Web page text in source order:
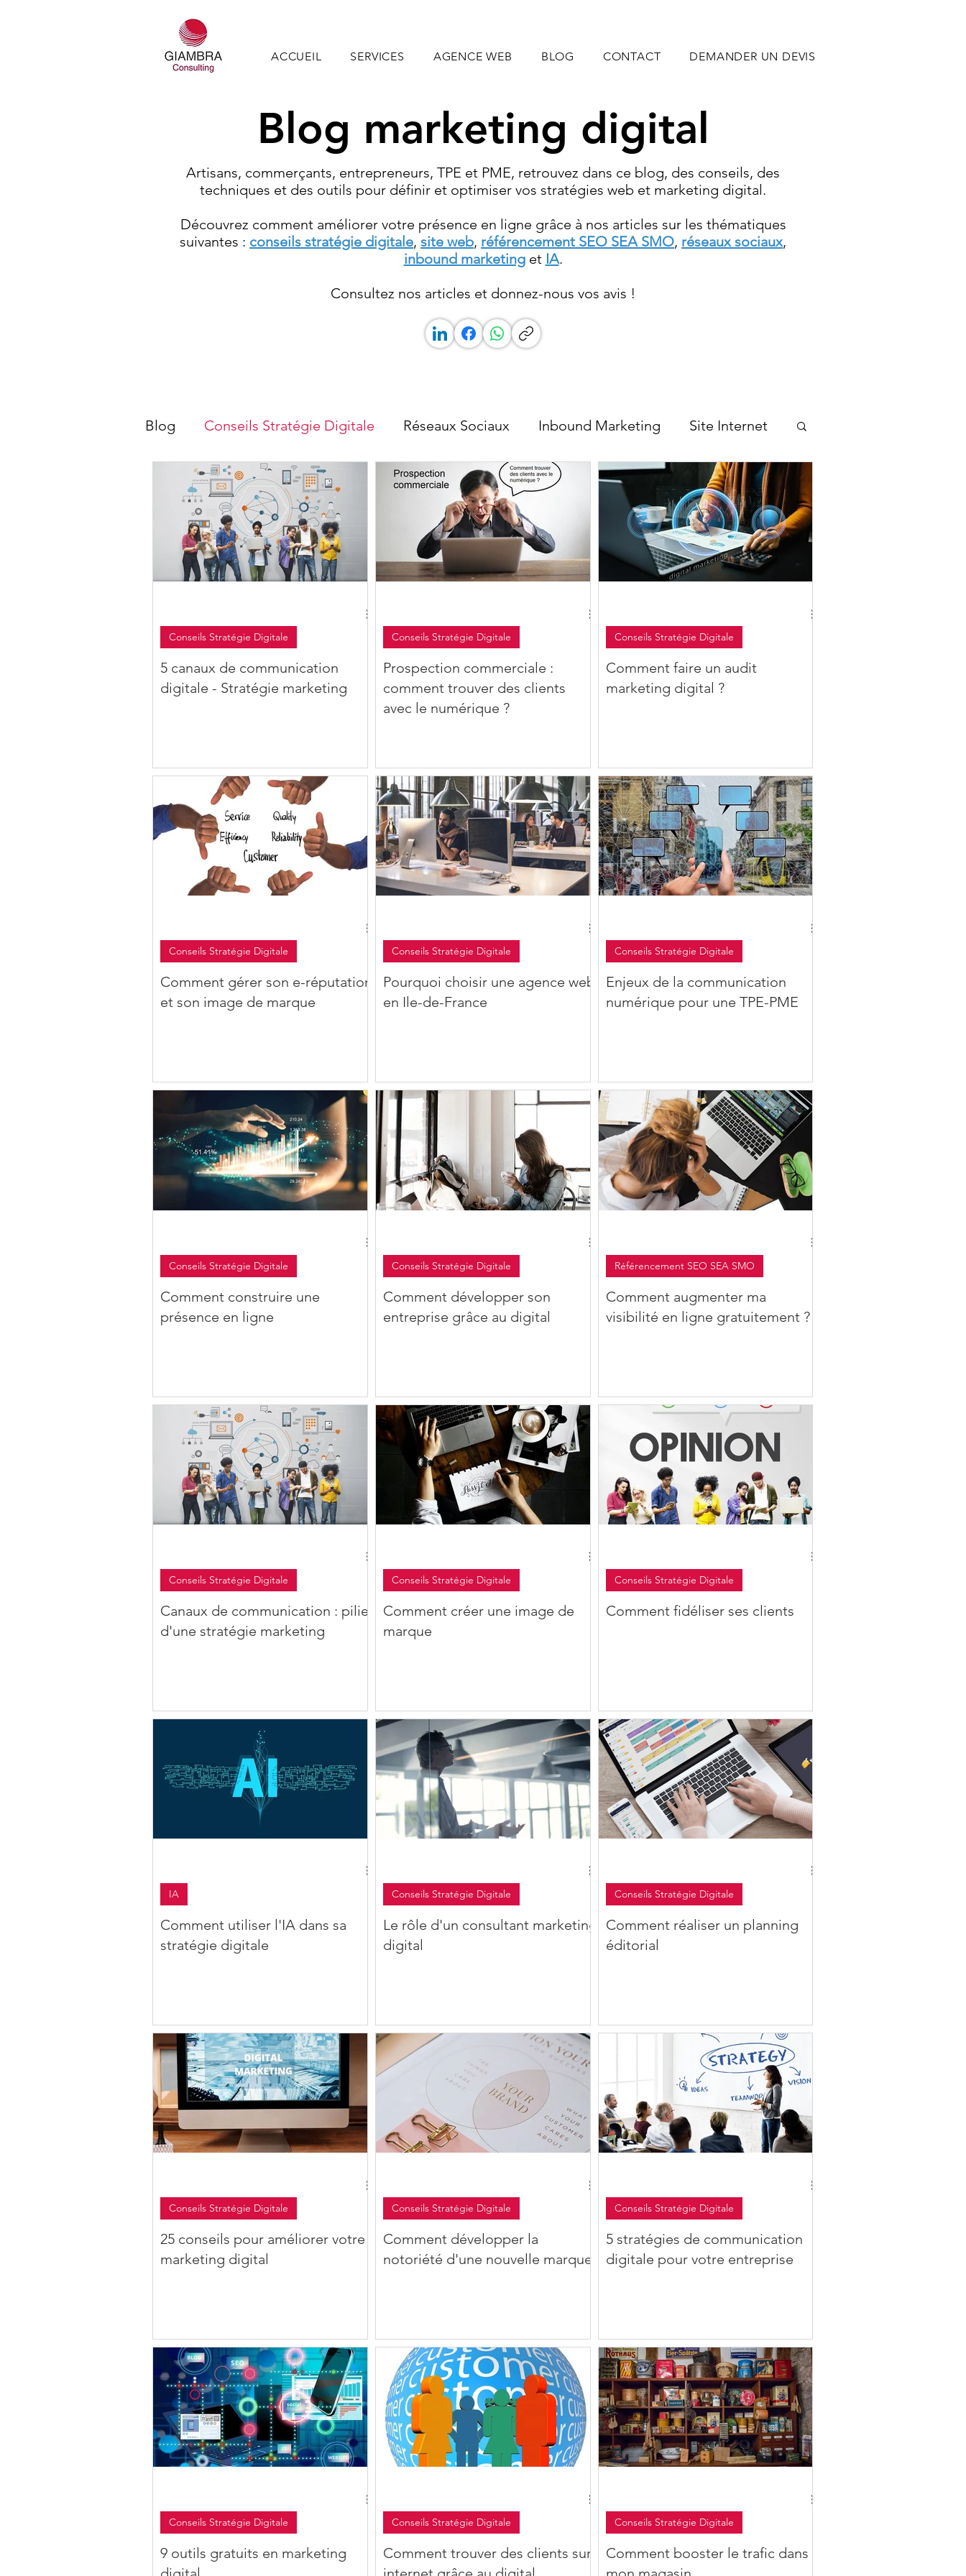
ACCUEIL SERVICES AGENCE WEB BLOG CONTACT DEMANDER UN DEVIS
Blog marketing digital
Artisans, commerçants, entrepreneurs, TPE et PME, retrouvez dans ce blog, des conseils, des
techniques et des outils pour définir et optimiser vos stratégies web et marketing digital.
Découvrez comment améliorer votre présence en ligne grâce à nos articles sur les thématiques
suivantes : conseils stratégie digitale, site web, référencement SEO SEA SMO, réseaux sociaux,
inbound marketinget IA.
Consultez nos articles et donnez-nous vos avis !
Blog Conseils Stratégie Digitale Réseaux Sociaux Inbound Marketing Site Internet
Référencement SEO SEA SMO IA
5 canaux de communication
digitale - Stratégie marketing
Conseils Stratégie Digitale
Prospection commerciale :
comment trouver des clients
avec le numérique ?
Conseils Stratégie Digitale
Comment faire un audit
marketing digital ?
Conseils Stratégie Digitale
Comment gérer son e-réputation
et son image de marque
Conseils Stratégie Digitale
Pourquoi choisir une agence web
en Ile-de-France
Conseils Stratégie Digitale
Enjeux de la communication
numérique pour une TPE-PME
Conseils Stratégie Digitale
Comment construire une
présence en ligne
Conseils Stratégie Digitale
Comment développer son
entreprise grâce au digital
Conseils Stratégie Digitale
Comment augmenter ma
visibilité en ligne gratuitement ?
Référencement SEO SEA SMO
Canaux de communication : pilier
d'une stratégie marketing
Conseils Stratégie Digitale
Comment créer une image de
marque
Conseils Stratégie Digitale
Comment fidéliser ses clients
Conseils Stratégie Digitale
Comment utiliser l'IA dans sa
stratégie digitale
IA
Le rôle d'un consultant marketing
digital
Conseils Stratégie Digitale
Comment réaliser un planning
éditorial
Conseils Stratégie Digitale
25 conseils pour améliorer votre
marketing digital
Conseils Stratégie Digitale
Comment développer la
notoriété d'une nouvelle marque
Conseils Stratégie Digitale
5 stratégies de communication
digitale pour votre entreprise
Conseils Stratégie Digitale
9 outils gratuits en marketing
Conseils Stratégie Digitale
Comment trouver des clients sur
Conseils Stratégie Digitale
Comment booster le trafic dans
Conseils Stratégie Digitale